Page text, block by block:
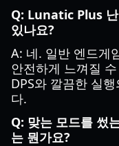
Q: Lunatic Plus
있나요?
A: 네. 일반 엔드게
안전하게 느껴질
DPS와 깔끔한 실
다.
Q: 맞는 모드를 썼
는 뭔가요?